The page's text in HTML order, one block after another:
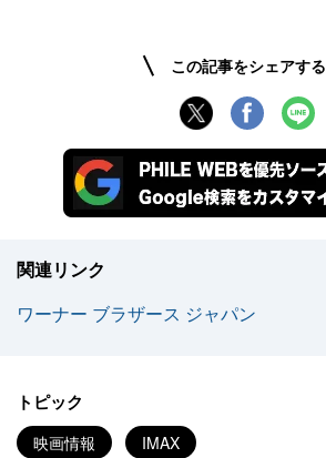
この記事をシェアする
関連リンク
ワーナー ブラザース ジャパン
トピック
映画情報 IMAX